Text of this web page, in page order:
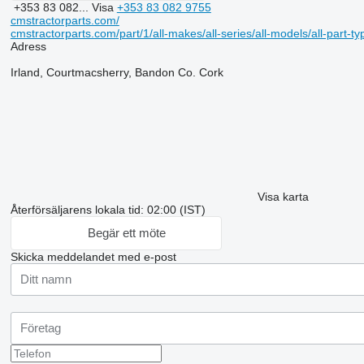
+353 83 082... Visa +353 83 082 9755
cmstractorparts.com/
cmstractorparts.com/part/1/all-makes/all-series/all-models/all-part-
Adress
Irland, Courtmacsherry, Bandon Co. Cork
Visa karta
Återförsäljarens lokala tid: 02:00 (IST)
Begär ett möte
Skicka meddelandet med e-post